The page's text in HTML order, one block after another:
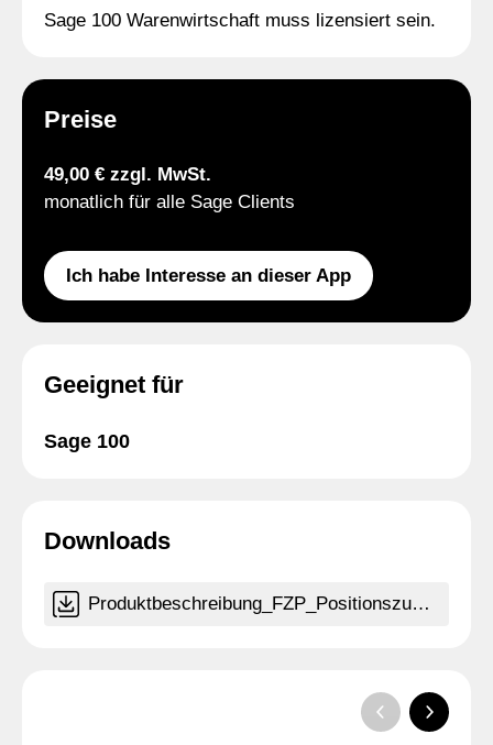
Sage 100 Warenwirtschaft muss lizensiert sein.
Preise
49,00 € zzgl. MwSt.
monatlich für alle Sage Clients
Ich habe Interesse an dieser App
Geeignet für
Sage 100
Downloads
Produktbeschreibung_FZP_Positionszuschlaege.pdf